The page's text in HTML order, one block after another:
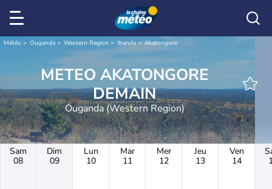
Météo Ouganda Western Region Ibanda Akatongore
METEO AKATONGORE
DEMAIN
Ouganda (Western Region)
Sam
08
Dim
09
Lun
10
Mar
11
Mer
12
Jeu
13
Ven
14